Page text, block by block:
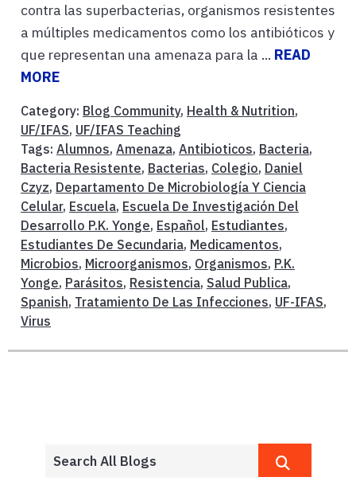
contra las superbacterias, organismos resistentes
a múltiples medicamentos como los antibióticos y
que representan una amenaza para la ... READ
MORE
Category: Blog Community, Health & Nutrition,
UF/IFAS, UF/IFAS Teaching
Tags: Alumnos, Amenaza, Antibioticos, Bacteria,
Bacteria Resistente, Bacterias, Colegio, Daniel
Czyz, Departamento De Microbiología Y Ciencia
Celular, Escuela, Escuela De Investigación Del
Desarrollo P.K. Yonge, Español, Estudiantes,
Estudiantes De Secundaria, Medicamentos,
Microbios, Microorganismos, Organismos, P.K.
Yonge, Parásitos, Resistencia, Salud Publica,
Spanish, Tratamiento De Las Infecciones, UF-IFAS,
Virus